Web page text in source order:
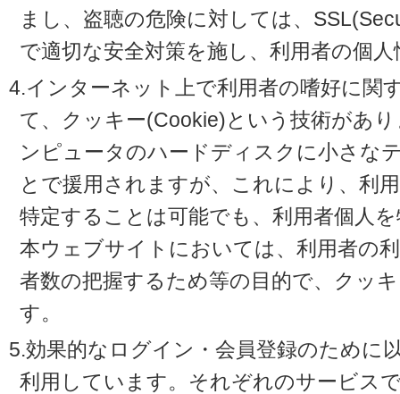
まし、盗聴の危険に対しては、
で適切な安全対策を施し、利用者の個
4.インターネット上で利用者の嗜好に関
て、クッキー(Cookie)という技術があ
ンピュータのハードディスクに小さな
とで援用されますが、これにより、利
特定することは可能でも、利用者個人
本ウェブサイトにおいては、利用者の
者数の把握するため等の目的で、クッ
す。
5.効果的なログイン・会員登録のために
利用しています。それぞれのサービス